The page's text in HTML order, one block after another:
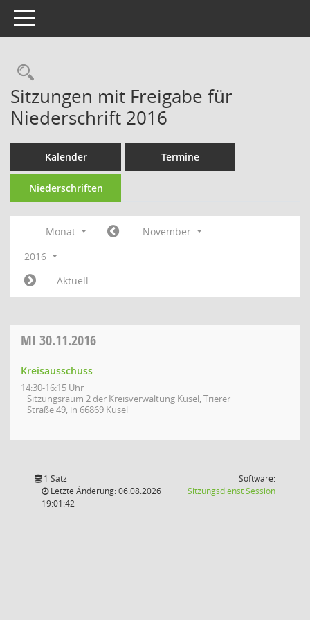
Toggle navigation
Rechercheauswahl
Sitzungen mit Freigabe für
Niederschrift 2016
Kalender Termine
Niederschriften
Monat
November
2016
Aktuell
MI 30.11.2016
Kreisausschuss
14:30-16:15 Uhr
Sitzungsraum 2 der Kreisverwaltung Kusel, Trierer
Straße 49, in 66869 Kusel
1 Satz
Letzte Änderung: 06.08.2026
19:01:42
Software:
SitzungsdienstSession(Wird in